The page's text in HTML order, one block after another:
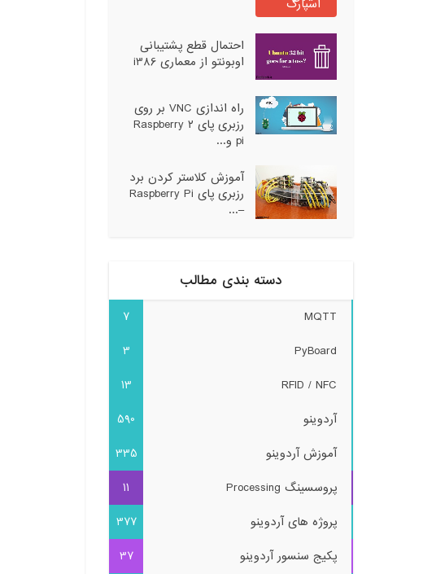
احتمال قطع پشتیبانی
اوبونتو از معماری i386
راه اندازی VNC بر روی
رزبری پای ۲ Raspberry
pi و...
آموزش کلاستر کردن برد
رزبری پای Raspberry Pi
–...
دسته بندی مطالب
MQTT
7
PyBoard
3
RFID / NFC
13
آردوینو
590
آموزش آردوینو
335
پروسسینگ Processing
11
پروژه های آردوینو
377
پکیج سنسور آردوینو
37